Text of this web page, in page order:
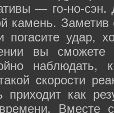
— го-но-
камень.
погасите удар,
вы сможете
наблюдать,
скорости
приходит как
Вместе